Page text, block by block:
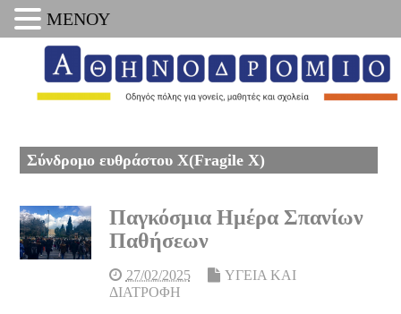
Σύνδρομο ευθράστου X(Fragile X)
Παγκόσμια Ημέρα Σπανίων
Παθήσεων
27/02/2025
ΥΓΕΙΑ ΚΑΙ
ΔΙΑΤΡΟΦΗ
ΜΕΝΟΥ